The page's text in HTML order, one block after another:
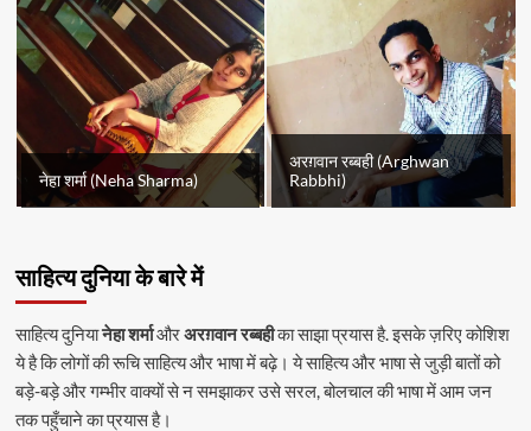
नेहा शर्मा (Neha Sharma)
अरग़वान रब्बही (Arghwan
Rabbhi)
साहित्य दुनिया के बारे में
साहित्य दुनियानेहा शर्माऔरअरग़वान रब्बहीका साझा प्रयास है. इसके ज़रिए कोशिश
ये है कि लोगों की रूचि साहित्य और भाषा में बढ़े। ये साहित्य और भाषा से जुड़ी बातों को
बड़े-बड़े और गम्भीर वाक्यों से न समझाकर उसे सरल, बोलचाल की भाषा में आम जन
तक पहुँचाने का प्रयास है।